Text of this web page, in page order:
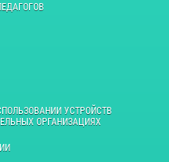
УСТРОЙСТВ
ОРГАНИЗАЦИЯХ